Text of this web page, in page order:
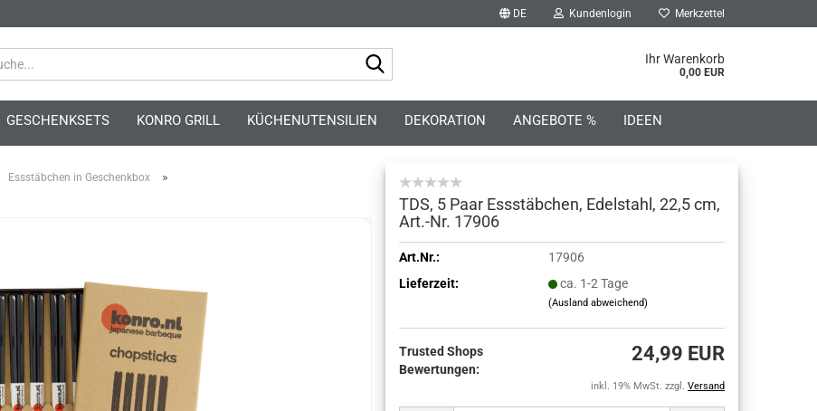
DE Kundenlogin
Konto erstellen
Passwort vergessen?
Merkzettel
Ihr Warenkorb
0,00 EUR
GESCHENKSETS KONRO GRILL KÜCHENUTENSILIEN DEKORATION ANGEBOTE % IDEEN
Essstäbchen in Geschenkbox »
TDS, 5 Paar Essstäbchen, Edelstahl, 22,5 cm,
Art.-Nr. 17906
Art.Nr.:
17906
Lieferzeit:
ca. 1-2 Tage
(Ausland abweichend)
Trusted Shops
Bewertungen:
24,99 EUR
inkl. 19% MwSt. zzgl. Versand